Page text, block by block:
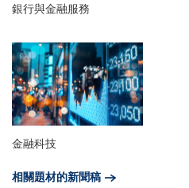
銀行與金融服務
金融科技
相關題材的新聞稿